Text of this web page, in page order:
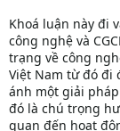
Khoá luận này đi
công nghệ và
trạng về công
Việt Nam từ đó đi
ánh một giải
đó là chú trọng
quan đến hoạt